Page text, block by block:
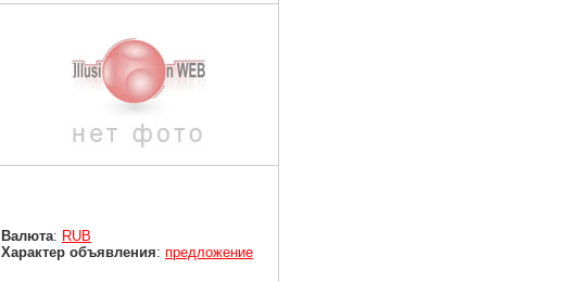
Валюта: RUB
Характер объявления: предложение